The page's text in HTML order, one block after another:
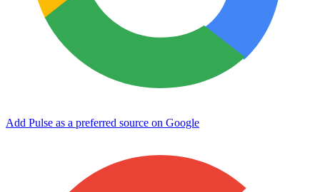
Add Pulse as a preferred source on Google